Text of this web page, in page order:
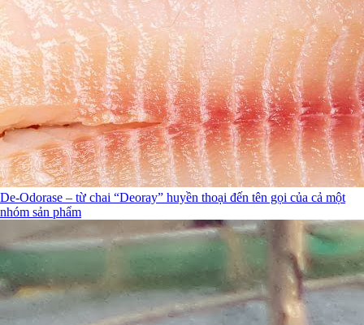
De-Odorase – từ chai “Deoray” huyền thoại đến tên gọi của cả một
nhóm sản phẩm